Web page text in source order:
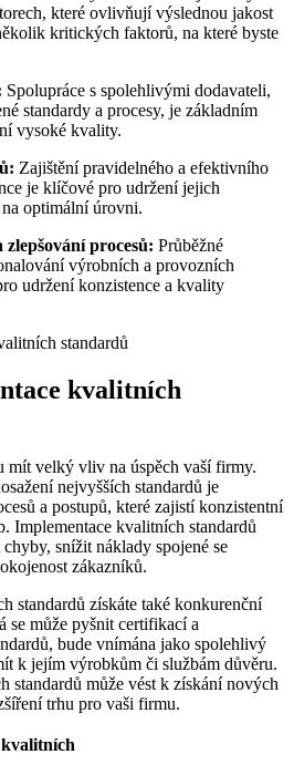
které ovlivňují výslednou jakost
kritických faktorů, na které byste
Spolupráce s spolehlivými dodavateli,
standardy a procesy, je základním
vysoké kvality.
Zajištění pravidelného a efektivního
je klíčové pro udržení jejich
optimální úrovni.
zlepšování procesů: Průběžné
výrobních a provozních
udržení konzistence a kvality
kvalitních
mít velký vliv na úspěch vaší firmy.
nejvyšších standardů je
a postupů, které zajistí konzistentní
Implementace kvalitních standardů
snížit náklady spojené se
zákazníků.
standardů získáte také konkurenční
se může pyšnit certifikací a
bude vnímána jako spolehlivý
k jejím výrobkům či službám důvěru.
standardů může vést k získání nových
trhu pro vaši firmu.